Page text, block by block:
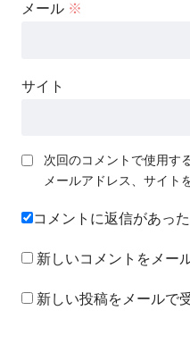
メール ※
サイト
次回のコメントで使用す
メールアドレス、サイト
コメントに返信があっ
新しいコメントをメー
新しい投稿をメールで